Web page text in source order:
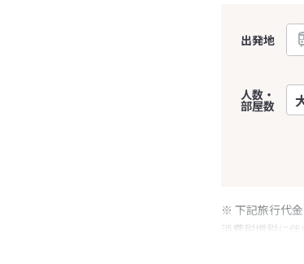
出発地
人数・
部屋数
※ 下記旅行代金
消費税増税に伴
※ 表示されて